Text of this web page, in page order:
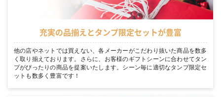
充実の品揃えとタンプ限定セットが豊富
他の店やネットでは買えない、各メーカーがこだわり抜いた商品を数多
く取り揃えております。さらに、お客様のギフトシーンに合わせてタン
プがぴったりの商品を提案いたします。シーン毎に適切なタンプ限定セ
ットも数多く豊富です！